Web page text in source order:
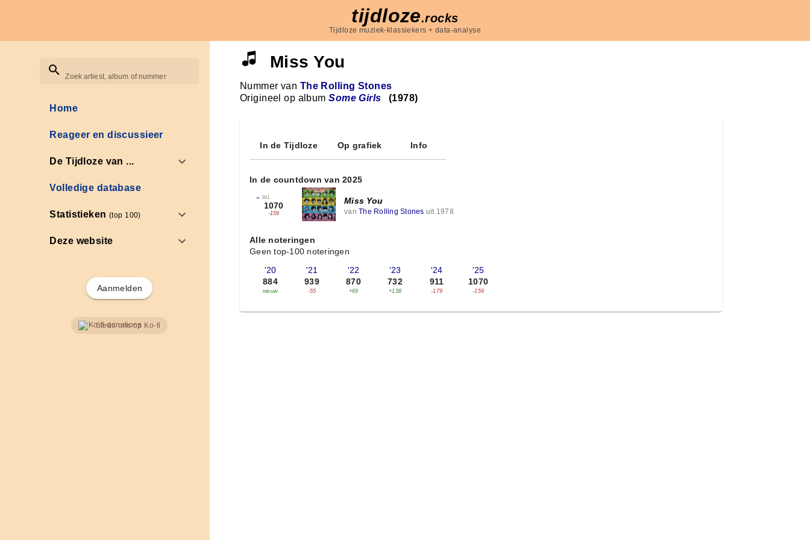
tijdloze.rocks
Tijdloze muziek-klassiekers + data-analyse
Zoek artiest, album of nummer
Home
Reageer en discussieer
De Tijdloze van ...
Volledige database
Statistieken(top 100)
Deze website
Aanmelden
Steun ons op Ko-fi
Miss You
Nummer van The Rolling Stones
Origineel op albumSome Girls (1978)
In de Tijdloze Op grafiek Info
In de countdown van 2025
← 911
1070
-159
Miss You
van The Rolling Stones uit 1978
Alle noteringen
Geen top-100 noteringen
'20
884
nieuw
'21
939
-55
'22
870
+69
'23
732
+138
'24
911
-179
'25
1070
-159